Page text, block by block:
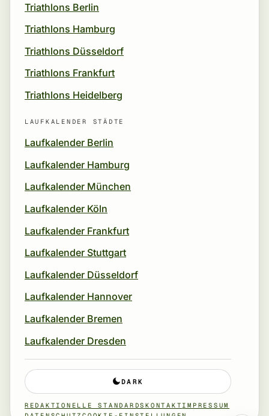
Triathlons Berlin
Triathlons Hamburg
Triathlons Düsseldorf
Triathlons Frankfurt
Triathlons Heidelberg
LAUFKALENDER STÄDTE
Laufkalender Berlin
Laufkalender Hamburg
Laufkalender München
Laufkalender Köln
Laufkalender Frankfurt
Laufkalender Stuttgart
Laufkalender Düsseldorf
Laufkalender Hannover
Laufkalender Bremen
Laufkalender Dresden
DARK
REDAKTIONELLE STANDARDSKONTAKT IMPRESSUM